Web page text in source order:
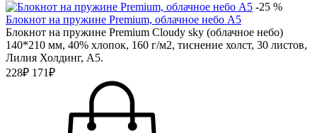
-25 %
Блокнот на пружине Premium, облачное небо А5
Блокнот на пружине Premium Cloudy sky (облачное небо)
140*210 мм, 40% хлопок, 160 г/м2, тиснение холст, 30 листов,
Лилия Холдинг, А5.
228₽ 171₽